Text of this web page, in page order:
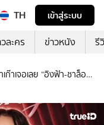
TH
เข้าสู่ระบบ
ละคร ข่าวหนัง รี
เก๊าเจอเลย “อิงฟ้า-ชาล็อต”